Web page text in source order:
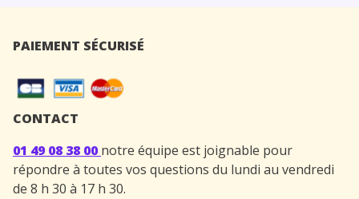
PAIEMENT SÉCURISÉ
CONTACT
01 49 08 38 00 notre équipe est joignable pour
répondre à toutes vos questions du lundi au vendredi
de 8 h 30 à 17 h 30.